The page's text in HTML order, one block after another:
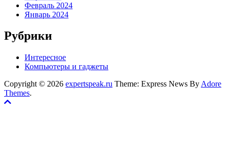
Февраль 2024
Январь 2024
Рубрики
Интересное
Компьютеры и гаджеты
Copyright © 2026 expertspeak.ru Theme: Express News By Adore
Themes.